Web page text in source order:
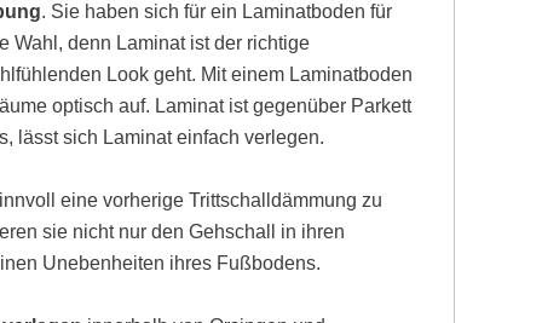
. Sie haben sich für ein Laminatboden für
Wahl, denn Laminat ist der richtige
Look geht. Mit einem Laminatboden
optisch auf. Laminat ist gegenüber Parkett
lässt sich Laminat einfach verlegen.
eine vorherige Trittschalldämmung zu
sie nicht nur den Gehschall in ihren
Unebenheiten ihres Fußbodens.